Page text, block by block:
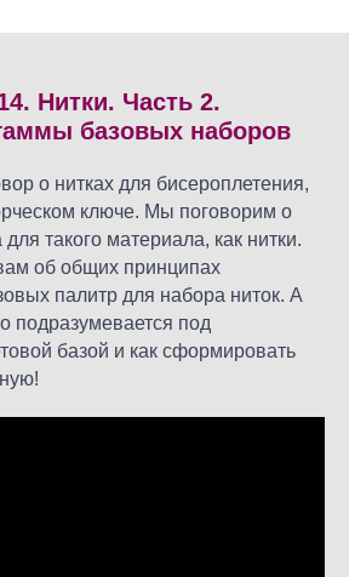
Нитки. Часть 2.
базовых наборов
о нитках для бисероплетения,
ключе. Мы поговорим о
такого материала, как нитки.
об общих принципах
палитр для набора ниток. А
подразумевается под
базой и как сформировать